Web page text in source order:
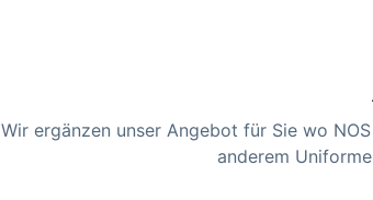
Wir ergänzen unser Angebot für Sie wo
anderem